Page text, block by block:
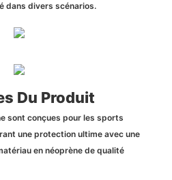
dans divers scénarios.
Du Produit
sont conçues pour les sports
une protection ultime avec une
en néoprène de qualité